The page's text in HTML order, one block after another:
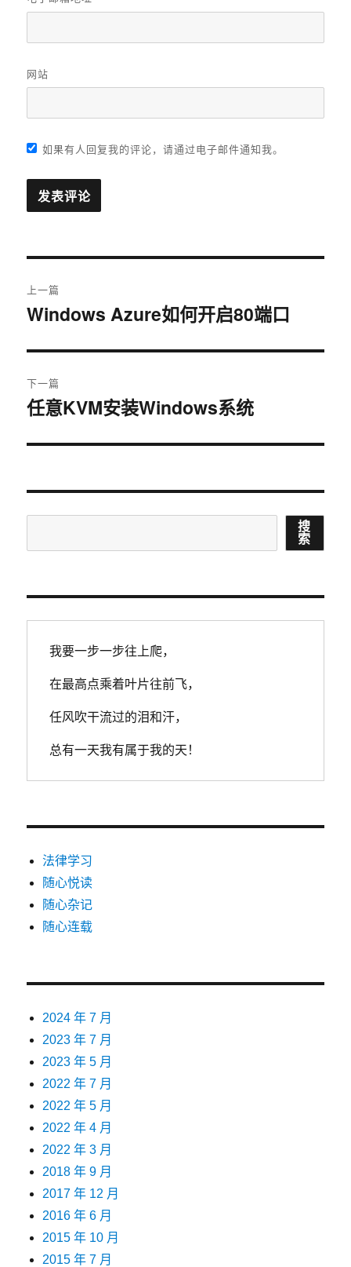
网站
如果有人回复我的评论，请通过电子邮件通知我。
章
上一篇
上
文
章：
Windows Azure如何开启80端口
下一篇
下
文
任意KVM安装Windows系统
搜
索
我要一步一步往上爬，
在最高点乘着叶片往前飞，
任风吹干流过的泪和汗，
总有一天我有属于我的天！
法律学习
随心悦读
随心杂记
随心连载
2024 年 7 月
2023 年 7 月
2023 年 5 月
2022 年 7 月
2022 年 5 月
2022 年 4 月
2022 年 3 月
2018 年 9 月
2017 年 12 月
2016 年 6 月
2015 年 10 月
2015 年 7 月